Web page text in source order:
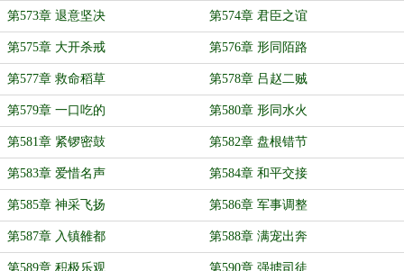
第573章 退意坚决 第574章 君臣之谊
第575章 大开杀戒 第576章 形同陌路
第577章 救命稻草 第578章 吕赵二贼
第579章 一口吃的 第580章 形同水火
第581章 紧锣密鼓 第582章 盘根错节
第583章 爱惜名声 第584章 和平交接
第585章 神采飞扬 第586章 军事调整
第587章 入镇雒都 第588章 满宠出奔
第589章 积极乐观 第590章 强掳司徒